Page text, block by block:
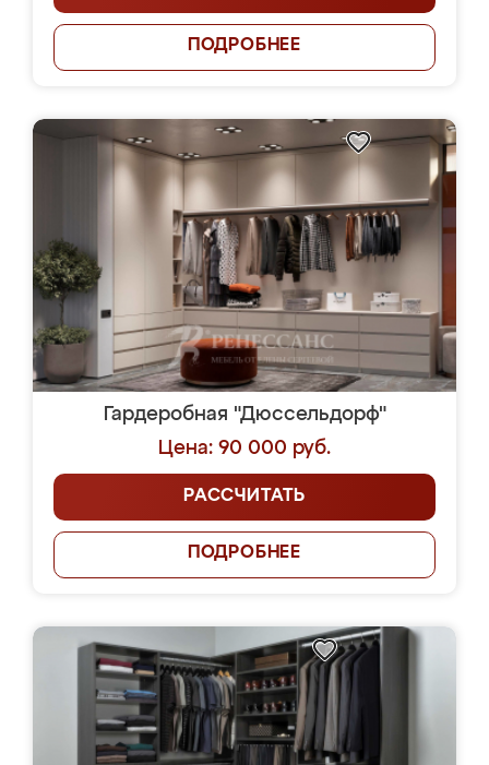
ПОДРОБНЕЕ
Гардеробная "Дюссельдорф"
Цена: 90 000 руб.
РАССЧИТАТЬ
ПОДРОБНЕЕ